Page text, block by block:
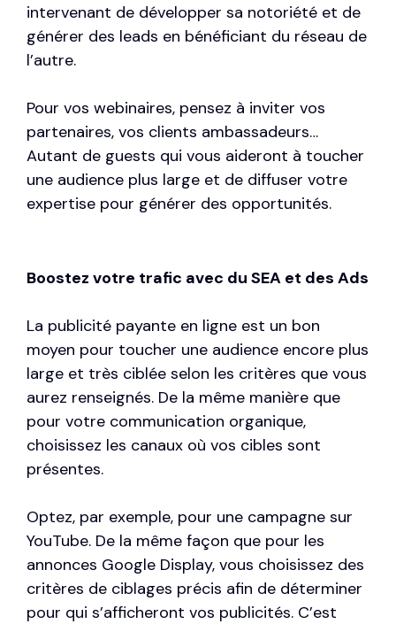
intervenant de développer sa notoriété et de
générer des leads en bénéficiant du réseau de
l’autre.
Pour vos webinaires, pensez à inviter vos
partenaires, vos clients ambassadeurs…
Autant de guests qui vous aideront à toucher
une audience plus large et de diffuser votre
expertise pour générer des opportunités.
Boostez votre trafic avec du SEA et des Ads
La publicité payante en ligne est un bon
moyen pour toucher une audience encore plus
large et très ciblée selon les critères que vous
aurez renseignés. De la même manière que
pour votre communication organique,
choisissez les canaux où vos cibles sont
présentes.
Optez, par exemple, pour une campagne sur
YouTube. De la même façon que pour les
annonces Google Display, vous choisissez des
critères de ciblages précis afin de déterminer
pour qui s’afficheront vos publicités. C’est